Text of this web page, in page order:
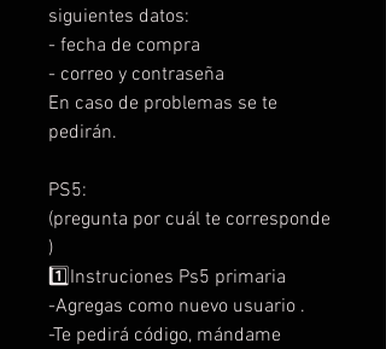
siguientes datos:
- fecha de compra
- correo y contraseña
En caso de problemas se te
pedirán.
PS5:
(pregunta por cuál te corresponde
)
1️⃣Instruciones Ps5 primaria
-Agregas como nuevo usuario .
-Te pedirá código, mándame